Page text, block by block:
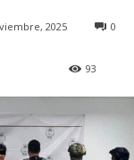
2025 0
93